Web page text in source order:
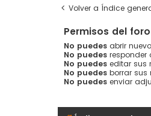
Volver a Índice
Permisos del foro
No puedes abrir
No puedes responder
No puedes editar sus
No puedes borrar sus
No puedes enviar